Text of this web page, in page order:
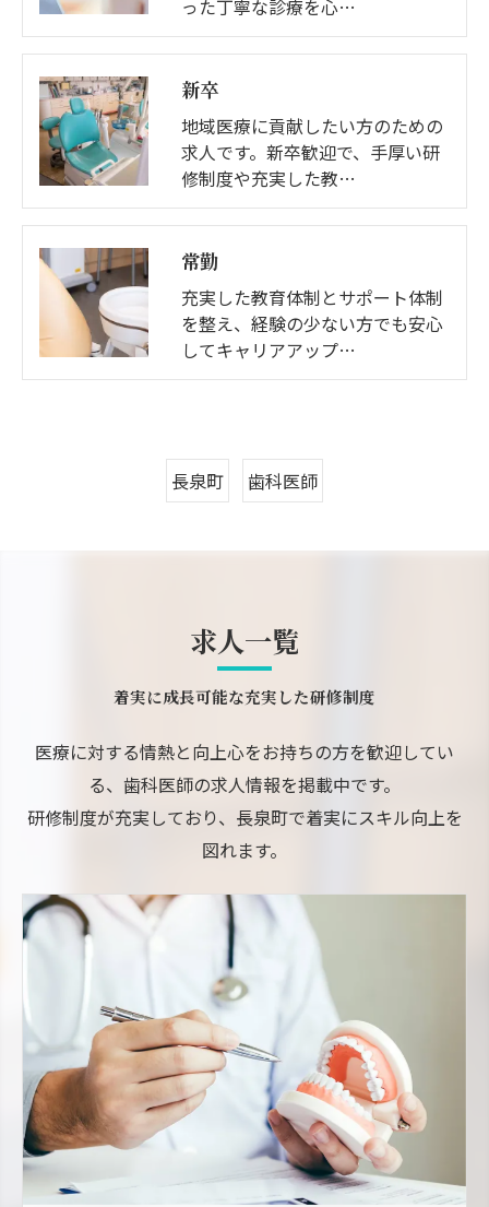
った丁寧な診療を心…
新卒
地域医療に貢献したい方のための
求人です。新卒歓迎で、手厚い研
修制度や充実した教…
常勤
充実した教育体制とサポート体制
を整え、経験の少ない方でも安心
してキャリアアップ…
長泉町 歯科医師
求人一覧
着実に成長可能な充実した研修制度
医療に対する情熱と向上心をお持ちの方を歓迎してい
る、歯科医師の求人情報を掲載中です。
研修制度が充実しており、長泉町で着実にスキル向上を
図れます。